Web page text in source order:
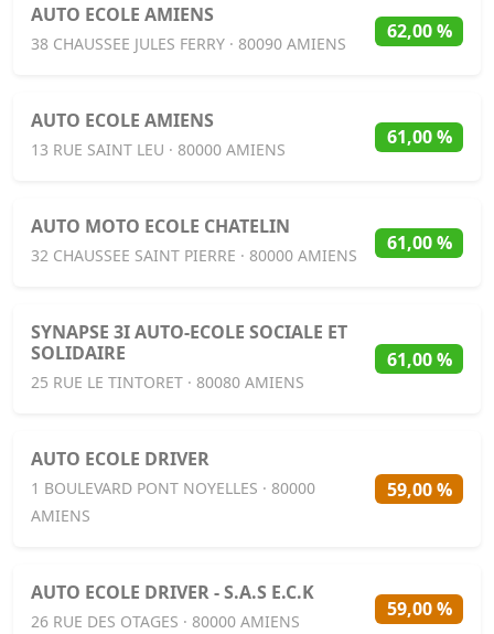
AUTO ECOLE AMIENS
38 CHAUSSEE JULES FERRY · 80090 AMIENS
62,00 %
AUTO ECOLE AMIENS
13 RUE SAINT LEU · 80000 AMIENS
61,00 %
AUTO MOTO ECOLE CHATELIN
32 CHAUSSEE SAINT PIERRE · 80000 AMIENS
61,00 %
SYNAPSE 3I AUTO-ECOLE SOCIALE ET
SOLIDAIRE
25 RUE LE TINTORET · 80080 AMIENS
61,00 %
AUTO ECOLE DRIVER
1 BOULEVARD PONT NOYELLES · 80000
AMIENS
59,00 %
AUTO ECOLE DRIVER - S.A.S E.C.K
26 RUE DES OTAGES · 80000 AMIENS
59,00 %